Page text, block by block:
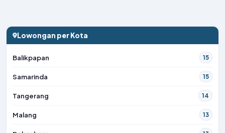
Lowongan per Kota
Balikpapan 15
Samarinda 15
Tangerang 14
Malang 13